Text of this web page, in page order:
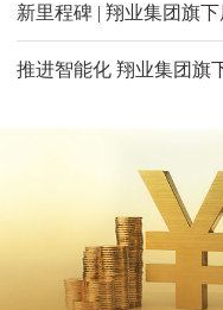
新里程碑 | 翔业集团旗